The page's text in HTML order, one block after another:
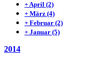
+April (2)
+ März (4)
+ Februar (2)
+ Januar (5)
2014